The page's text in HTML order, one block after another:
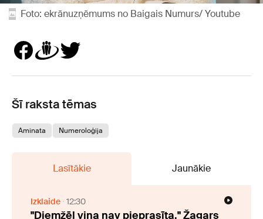
Foto: ekrānuzņēmums no Baigais Numurs/ Youtube
Šī raksta tēmas
Aminata Numeroloģija
Lasītākie Jaunākie
Izklaide 12:30
"Diemžēl viņa nav pieprasīta." Žagars